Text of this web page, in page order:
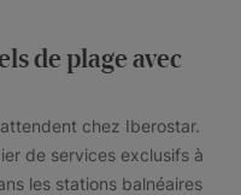
de plage avec
chez Iberostar.
de services exclusifs à
les stations balnéaires